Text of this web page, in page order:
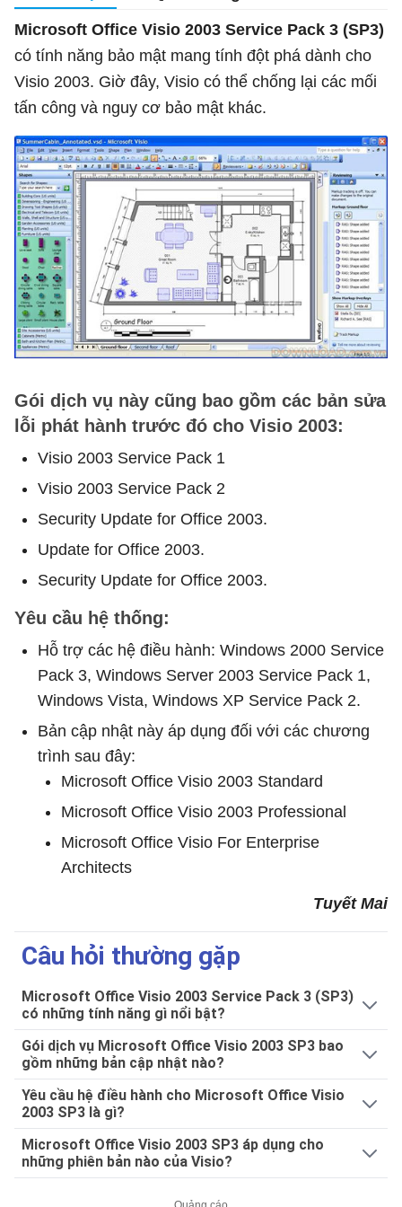
Microsoft Office Visio 2003 Service Pack 3 (SP3)
có tính năng bảo mật mang tính đột phá dành cho
Visio 2003. Giờ đây, Visio có thể chống lại các mối
tấn công và nguy cơ bảo mật khác.
Gói dịch vụ này cũng bao gồm các bản sửa
lỗi phát hành trước đó cho Visio 2003:
Visio 2003 Service Pack 1
Visio 2003 Service Pack 2
Security Update for Office 2003.
Update for Office 2003.
Security Update for Office 2003.
Yêu cầu hệ thống:
Hỗ trợ các hệ điều hành: Windows 2000 Service
Pack 3, Windows Server 2003 Service Pack 1,
Windows Vista, Windows XP Service Pack 2.
Bản cập nhật này áp dụng đối với các chương
trình sau đây:
Microsoft Office Visio 2003 Standard
Microsoft Office Visio 2003 Professional
Microsoft Office Visio For Enterprise
Architects
Tuyết Mai
Câu hỏi thường gặp
Microsoft Office Visio 2003 Service Pack 3 (SP3)
có những tính năng gì nổi bật?
Gói dịch vụ Microsoft Office Visio 2003 SP3 bao
gồm những bản cập nhật nào?
Yêu cầu hệ điều hành cho Microsoft Office Visio
2003 SP3 là gì?
Microsoft Office Visio 2003 SP3 áp dụng cho
những phiên bản nào của Visio?